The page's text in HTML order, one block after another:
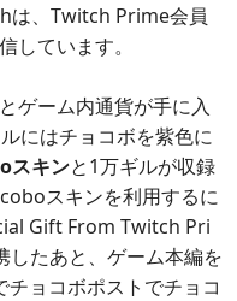
は、Twitch Prime会員
しています。
ゲーム内通貨が手に入
にはチョコボを紫色に
スキンと1万ギルが収録
スキンを利用するに
Gift From Twitch Pri
たあと、ゲーム本編を
ョコボポストでチョコ